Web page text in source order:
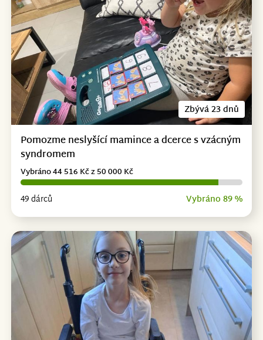
Zbývá 23 dnů
Pomozme neslyšící mamince a dcerce s vzácným
syndromem
49 dárců Vybráno 89 %
Vybráno 44 516 Kč z 50 000 Kč